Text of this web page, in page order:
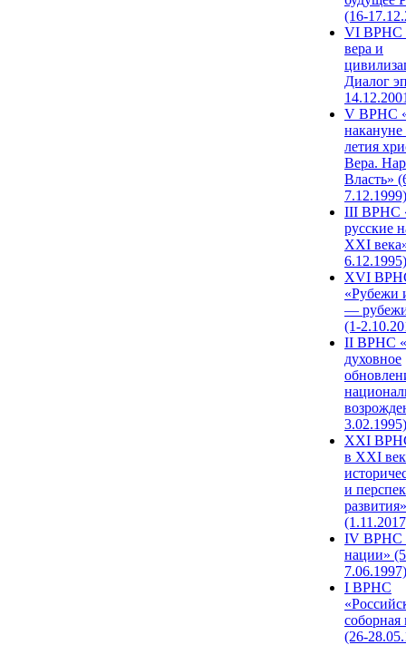
(16-
VI ВРНС
вера и
Диалог
V ВРНС
накануне
летия
Вера.
Власть»
7.12.1999)
III ВРНС
русские
XXI
6.12.1995)
XVI
«Рубежи
—
(1-
II ВРНС
духовное
3.02.1995)
XХI
в XXI
и
развития»
IV ВРНС
нации»
7.06.1997)
I ВРНС
(26-